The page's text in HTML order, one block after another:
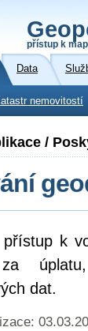
přístup k
Data
nemovitostí
/
k
za
dat.